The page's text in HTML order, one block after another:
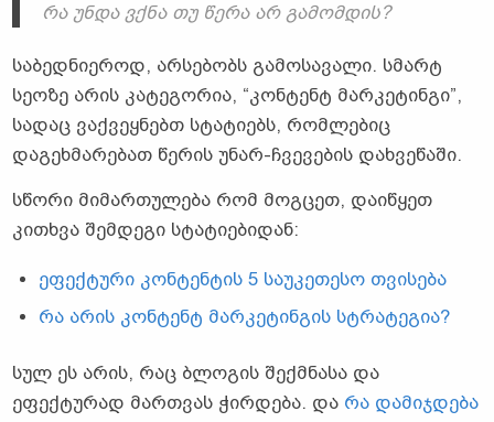
რა უნდა ვქნა თუ წერა არ გამომდის?
საბედნიეროდ, არსებობს გამოსავალი. სმარტ
სეოზე არის კატეგორია, “კონტენტ მარკეტინგი”,
სადაც ვაქვეყნებთ სტატიებს, რომლებიც
დაგეხმარებათ წერის უნარ-ჩვევების დახვეწაში.
სწორი მიმართულება რომ მოგცეთ, დაიწყეთ
კითხვა შემდეგი სტატიებიდან:
ეფექტური კონტენტის 5 საუკეთესო თვისება
რა არის კონტენტ მარკეტინგის სტრატეგია?
სულ ეს არის, რაც ბლოგის შექმნასა და
ეფექტურად მართვას ჭირდება. და რა დამიჯდება